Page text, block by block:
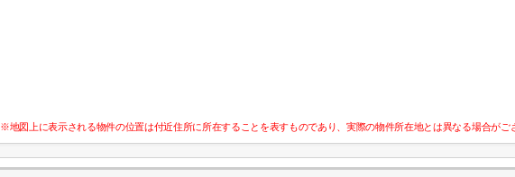
※地図上に表示される物件の位置は付近住所に所在することを表すものであり、実際の物件所在地とは異なる場合がご